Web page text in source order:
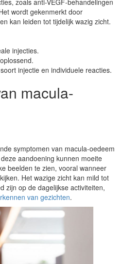
zoals anti-VEGF-behandelingen
wordt gekenmerkt door
kan leiden tot tijdelijk wazig zicht.
injecties.
injectie en individuele reacties.
macula-
symptomen van macula-oedeem
aandoening kunnen moeite
beelden te zien, vooral wanneer
Het wazige zicht kan mild tot
zijn op de dagelijkse activiteiten,
van gezichten.